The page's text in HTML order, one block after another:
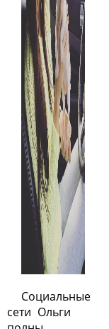
Социальные
сети Ольги